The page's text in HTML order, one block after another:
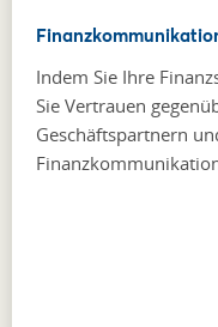
Indem Sie Ihre
Sie Vertrauen
Geschäftspartnern